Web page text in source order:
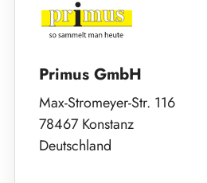
Primus GmbH
Max-Stromeyer-Str. 116
78467 Konstanz
Deutschland